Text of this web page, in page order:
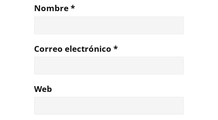
Nombre*
Correo electrónico *
Web